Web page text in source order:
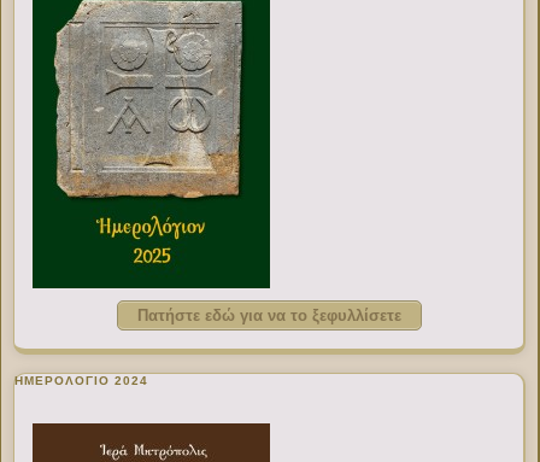
Πατήστε εδώ για να το ξεφυλλίσετε
ΗΜΕΡΟΛΟΓΙΟ 2024